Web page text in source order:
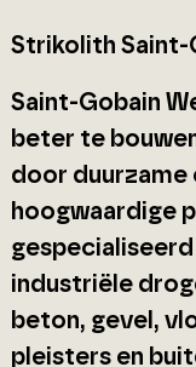
Strikolith Saint-
Saint-Gobain
beter te
door duurzame
hoogwaardige
industriële
beton, gevel,
pleisters en